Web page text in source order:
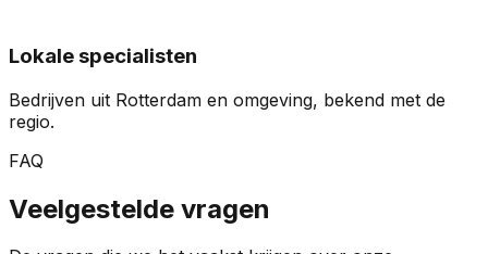
Lokale specialisten
Bedrijven uit Rotterdam en omgeving, bekend met de
regio.
FAQ
Veelgestelde vragen